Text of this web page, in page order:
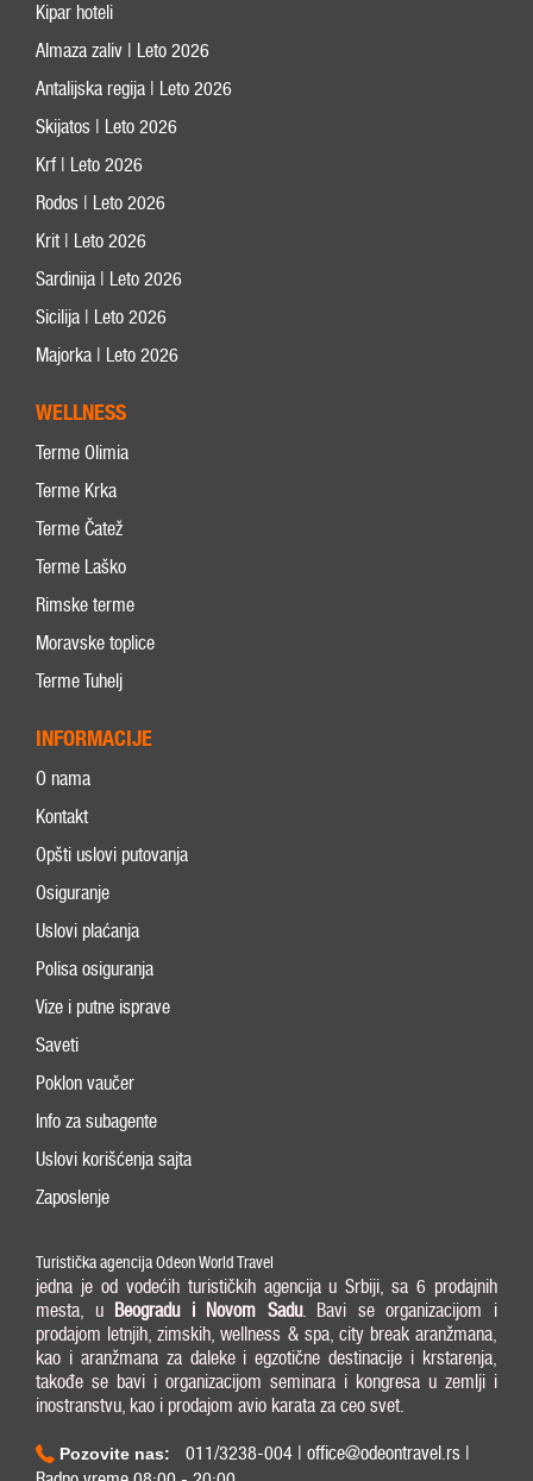
Kipar hoteli
Almaza zaliv | Leto 2026
Antalijska regija | Leto 2026
Skijatos | Leto 2026
Krf | Leto 2026
Rodos | Leto 2026
Krit | Leto 2026
Sardinija | Leto 2026
Sicilija | Leto 2026
Majorka | Leto 2026
WELLNESS
Terme Olimia
Terme Krka
Terme Čatež
Terme Laško
Rimske terme
Moravske toplice
Terme Tuhelj
INFORMACIJE
O nama
Kontakt
Opšti uslovi putovanja
Osiguranje
Uslovi plaćanja
Polisa osiguranja
Vize i putne isprave
Saveti
Poklon vaučer
Info za subagente
Uslovi korišćenja sajta
Zaposlenje
Turistička agencija Odeon World Travel
jedna je od vodećih turističkih agencija u Srbiji, sa 6 prodajnih
mesta, u Beogradu i Novom Sadu. Bavi se organizacijom i
prodajom letnjih, zimskih, wellness & spa, city break aranžmana,
kao i aranžmana za daleke i egzotične destinacije i krstarenja,
takođe se bavi i organizacijom seminara i kongresa u zemlji i
inostranstvu, kao i prodajom avio karata za ceo svet.
Pozovite nas:
011/3238-004 | office@odeontravel.rs |